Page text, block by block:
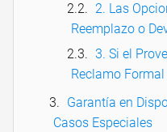
2. Las
Reemplazo o
3. Si el
Reclamo Formal
Garantía en
Casos Especiales